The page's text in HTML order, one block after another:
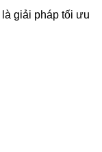
là giải pháp tối ưu